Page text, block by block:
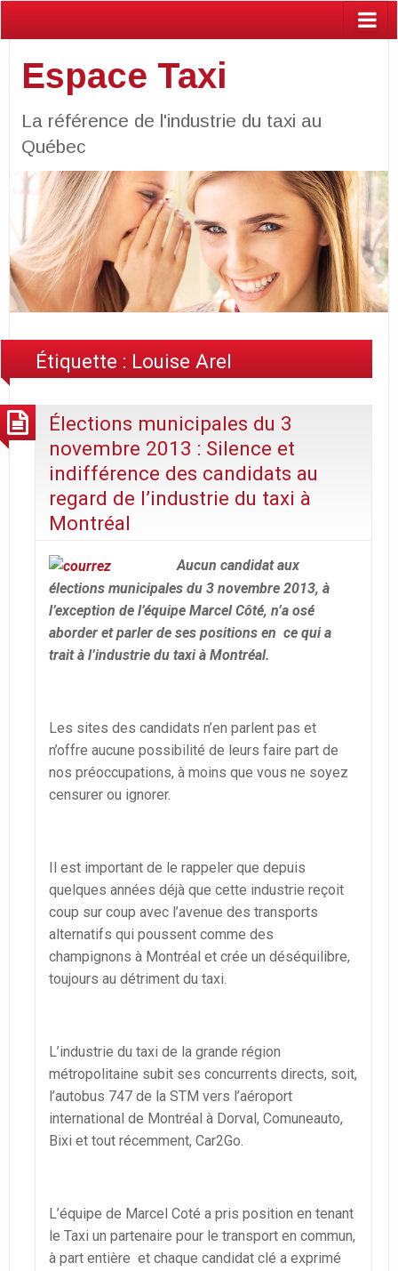
Espace Taxi
La référence de l'industrie du taxi au
Québec
Étiquette : Louise Arel
Élections municipales du 3
novembre 2013 : Silence et
indifférence des candidats au
regard de l’industrie du taxi à
Montréal
Aucun candidat aux
élections municipales du 3 novembre 2013, à
l’exception de l’équipe Marcel Côté, n’a osé
aborder et parler de ses positions en ce qui a
trait à l’industrie du taxi à Montréal.
Les sites des candidats n’en parlent pas et
n’offre aucune possibilité de leurs faire part de
nos préoccupations, à moins que vous ne soyez
censurer ou ignorer.
Il est important de le rappeler que depuis
quelques années déjà que cette industrie reçoit
coup sur coup avec l’avenue des transports
alternatifs qui poussent comme des
champignons à Montréal et crée un déséquilibre,
toujours au détriment du taxi.
L’industrie du taxi de la grande région
métropolitaine subit ses concurrents directs, soit,
l’autobus 747 de la STM vers l’aéroport
international de Montréal à Dorval, Comuneauto,
Bixi et tout récemment, Car2Go.
L’équipe de Marcel Coté a pris position en tenant
le Taxi un partenaire pour le transport en commun,
à part entière et chaque candidat clé a exprimé